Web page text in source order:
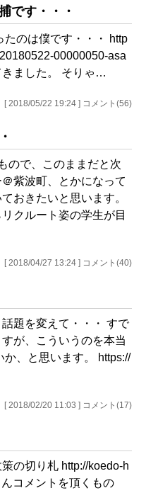
です・・・
たのは僕です・・・ http
00000050-asa
きました。 そりゃ…
[ 2018/05/22 19:24 ] コメント(56)
ので、このままだと次
紫波町、とかになって
おきたいと思います。
クルート姿の学生が目
[ 2018/04/27 13:24 ] コメント(40)
題を変えて・・・ すで
が、こういうのを本当
、と思います。 https://
[ 2018/02/20 11:03 ] コメント(17)
の切り札 http://koedo-h
コメントを頂くもの